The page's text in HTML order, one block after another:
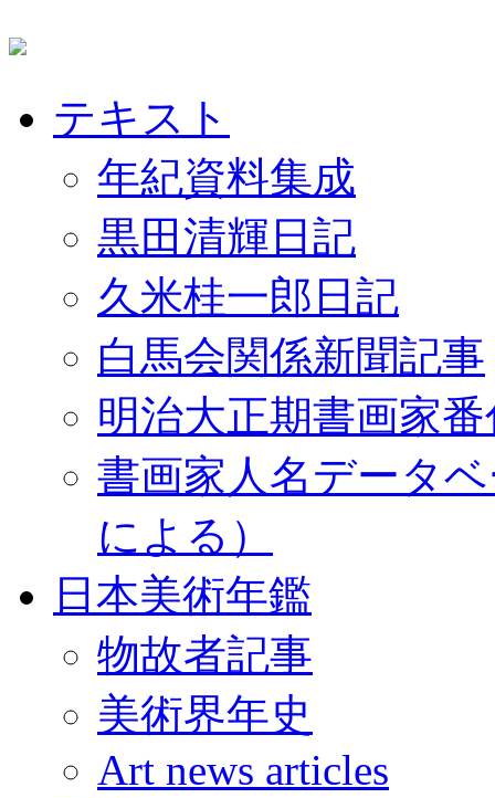
テキスト
年紀資料集成
黒田清輝日記
久米桂一郎日記
白馬会関係新聞記事
明治大正期書画家
書画家人名データ
による）
日本美術年鑑
物故者記事
美術界年史
Art news articles